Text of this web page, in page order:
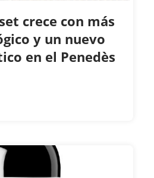
crece con más
y un nuevo
en el Penedès